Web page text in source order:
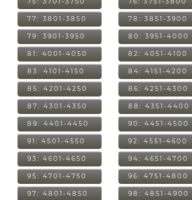
77: 3801-3850 78: 3851-3900
79: 3901-3950 80: 3951-4000
81: 4001-4050 82: 4051-4100
83: 4101-4150 84: 4151-4200
85: 4201-4250 86: 4251-4300
87: 4301-4350 88: 4351-4400
89: 4401-4450 90: 4451-4500
91: 4501-4550 92: 4551-4600
93: 4601-4650 94: 4651-4700
95: 4701-4750 96: 4751-4800
97: 4801-4850 98: 4851-4900